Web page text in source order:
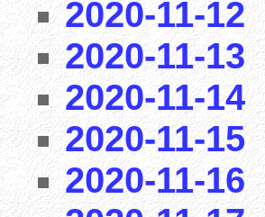
2020-11-12
2020-11-13
2020-11-14
2020-11-15
2020-11-16